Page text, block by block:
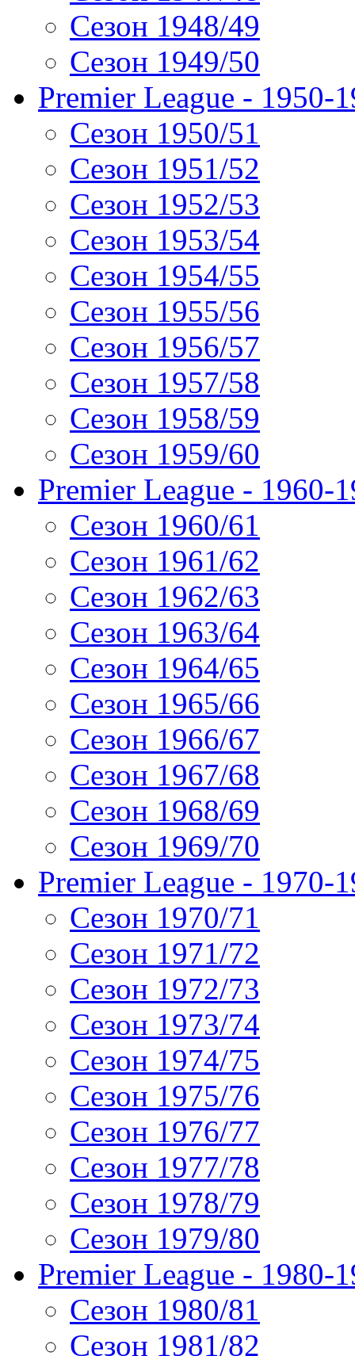
Сезон 1948/49
Сезон 1949/50
Premier League - 1950-
Сезон 1950/51
Сезон 1951/52
Сезон 1952/53
Сезон 1953/54
Сезон 1954/55
Сезон 1955/56
Сезон 1956/57
Сезон 1957/58
Сезон 1958/59
Сезон 1959/60
Premier League - 1960-
Сезон 1960/61
Сезон 1961/62
Сезон 1962/63
Сезон 1963/64
Сезон 1964/65
Сезон 1965/66
Сезон 1966/67
Сезон 1967/68
Сезон 1968/69
Сезон 1969/70
Premier League - 1970-
Сезон 1970/71
Сезон 1971/72
Сезон 1972/73
Сезон 1973/74
Сезон 1974/75
Сезон 1975/76
Сезон 1976/77
Сезон 1977/78
Сезон 1978/79
Сезон 1979/80
Premier League - 1980-
Сезон 1980/81
Сезон 1981/82